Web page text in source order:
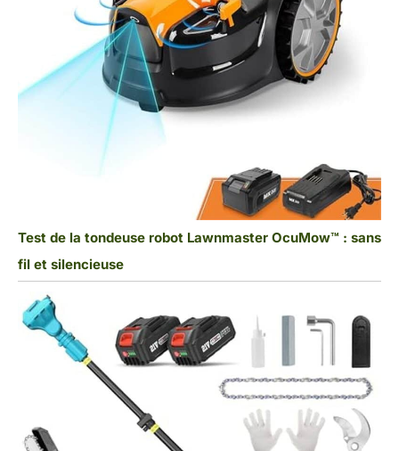
Test de la tondeuse robot Lawnmaster OcuMow™ : sans
fil et silencieuse